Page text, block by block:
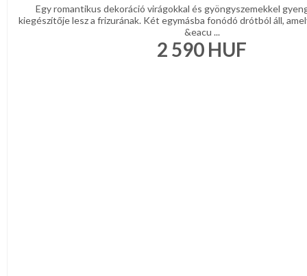
Egy romantikus dekoráció virágokkal és gyöngyszemekkel
kiegészítője lesz a frizurának. Két egymásba fonódó drótból áll,
&eacu ...
2 590 HUF